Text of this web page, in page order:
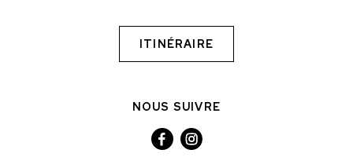
ITINÉRAIRE
NOUS SUIVRE